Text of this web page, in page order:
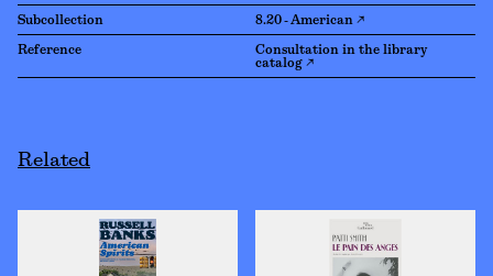
Subcollection 8.20 - American ↗
Reference
Consultation in the library
catalog ↗
Related